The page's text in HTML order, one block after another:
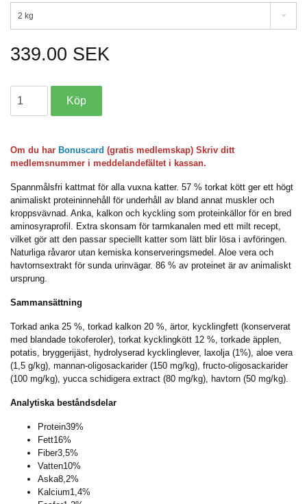
2 kg
339.00 SEK
Om du har Bonuscard (gratis medlemskap) Skriv ditt
medlemsnummer i meddelandefältet i kassan.
Spannmålsfri kattmat för alla vuxna katter. 57 % torkat kött ger ett högt
animaliskt proteininnehåll för underhåll av bland annat muskler och
kroppsvävnad. Anka, kalkon och kyckling som proteinkällor för en bred
aminosyraprofil. Extra skonsam för tarmkanalen med ett milt recept,
vilket gör att den passar speciellt katter som lätt blir lösa i avföringen.
Naturliga råvaror utan kemiska konserveringsmedel. Aloe vera och
havtornsextrakt för sunda urinvägar. 86 % av proteinet är av animaliskt
ursprung.
Sammansättning
Torkad anka 25 %, torkad kalkon 20 %, ärtor, kycklingfett (konserverat
med blandade tokoferoler), torkat kycklingkött 12 %, torkade äpplen,
potatis, bryggerijäst, hydrolyserad kycklinglever, laxolja (1%), aloe vera
(1,5 g/kg), mannan-oligosackarider (150 mg/kg), fructo-oligosackarider
(100 mg/kg), yucca schidigera extract (80 mg/kg), havtorn (50 mg/kg).
Analytiska beståndsdelar
Protein39%
Fett16%
Fiber3,5%
Vatten10%
Aska8,2%
Kalcium1,4%